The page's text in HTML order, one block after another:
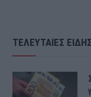
ΤΕΛΕΥΤΑΙΕΣ